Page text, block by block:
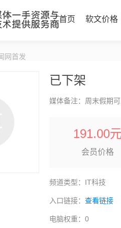
首页 软文价格
网首发
已下架
媒体备注：周末假期
191.00
会员价格
频道类型：IT科技
入口链接：查看链接
电脑权重：0